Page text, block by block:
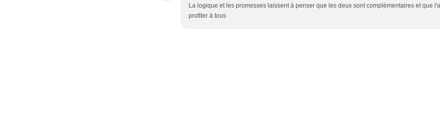
La logique et les promesses laissent à penser que les deux sont complémentaires et que
profiter à tous